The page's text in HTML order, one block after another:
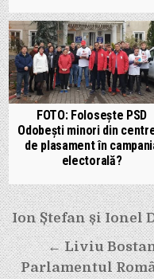
FOTO: Folosește PSD
Odobești minori din
de plasament în
electorală?
Navigare
în
articole
Ion Ștefan și Ionel
← Liviu
Parlamentul